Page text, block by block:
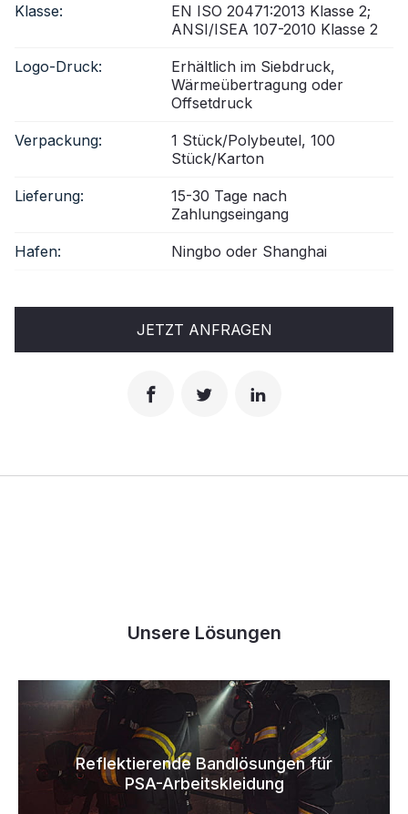
Klasse:
EN ISO 20471:2013 Klasse 2;
ANSI/ISEA 107-2010 Klasse 2
Logo-Druck:
Erhältlich im Siebdruck,
Wärmeübertragung oder
Offsetdruck
Verpackung:
1 Stück/Polybeutel, 100
Stück/Karton
Lieferung:
15-30 Tage nach
Zahlungseingang
Hafen: Ningbo oder Shanghai
JETZT ANFRAGEN
Unsere Lösungen
Reflektierende Bandlösungen für
PSA-Arbeitskleidung